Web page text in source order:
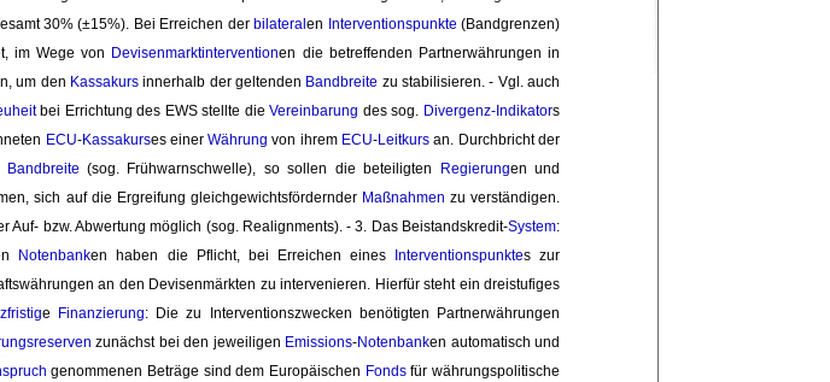
30% (±15%). Bei Erreichen der bilateralen Interventionspunkte (Bandgrenzen)
im Wege von Devisenmarktinterventionen die betreffenden Partnerwährungen in
um den Kassakurs innerhalb der geltenden Bandbreite zu stabilisieren. - Vgl. auch
bei Errichtung des EWS stellte die Vereinbarung des sog. Divergenz-Indikators
ECU-Kassakurses einerWährung von ihrem ECU-Leitkurs an. Durchbricht der
Bandbreite (sog. Frühwarnschwelle), so sollen die beteiligten Regierungen und
sich auf die Ergreifung gleichgewichtsfördernder Maßnahmen zu verständigen.
Auf- bzw. Abwertung möglich (sog. Realignments). - 3. Das Beistandskredit-System:
Notenbanken haben die Pflicht, bei Erreichen eines Interventionspunktes zur
an den Devisenmärkten zu intervenieren. Hierfür steht ein dreistufiges
e Finanzierung: Die zu Interventionszwecken benötigten Partnerwährungen
zunächst bei den jeweiligen Emissions-Notenbanken automatisch und
genommenen Beträge sind dem Europäischen Fondsfür währungspolitische